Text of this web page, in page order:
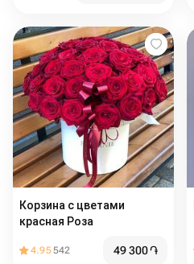
Корзина с цветами
красная Роза
4.95542 49 300֏